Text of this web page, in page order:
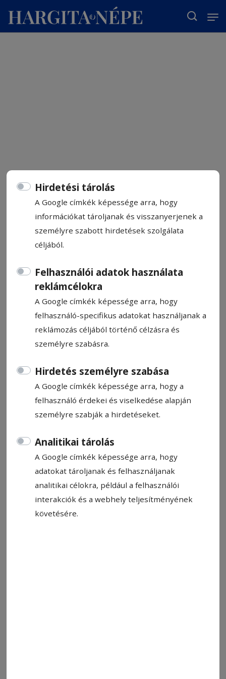
Hirdetési tárolás
A Google címkék képessége arra, hogy
információkat tároljanak és visszanyerjenek a
személyre szabott hirdetések szolgálata
céljából.
Felhasználói adatok használata
reklámcélokra
A Google címkék képessége arra, hogy
felhasználó-specifikus adatokat használjanak a
reklámozás céljából történő célzásra és
személyre szabásra.
Hirdetés személyre szabása
A Google címkék képessége arra, hogy a
felhasználó érdekei és viselkedése alapján
személyre szabják a hirdetéseket.
Analitikai tárolás
A Google címkék képessége arra, hogy
adatokat tároljanak és felhasználjanak
analitikai célokra, például a felhasználói
interakciók és a webhely teljesítményének
követésére.
Otthoni szarvasmarhatartás és
különleges sajtkészítés
Homoródalmáson
2026. május 27., 21:52
Fotó: Képernyőmentés